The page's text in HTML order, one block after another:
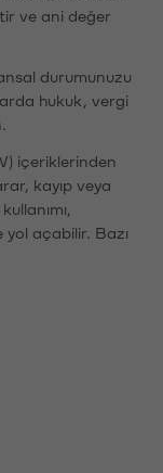
ve ani değer
durumunuzu
hukuk, vergi
içeriklerinden
kayıp veya
yol açabilir. Bazı